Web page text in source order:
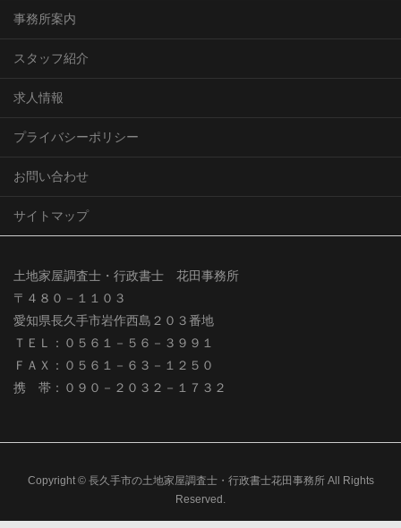
事務所案内
スタッフ紹介
求人情報
プライバシーポリシー
お問い合わせ
サイトマップ
土地家屋調査士・行政書士 花田事務所
〒４８０－１１０３
愛知県長久手市岩作西島２０３番地
ＴＥＬ：０５６１－５６－３９９１
ＦＡＸ：０５６１－６３－１２５０
携 帯：０９０－２０３２－１７３２
Copyright © 長久手市の土地家屋調査士・行政書士花田事務所 All Rights
Reserved.